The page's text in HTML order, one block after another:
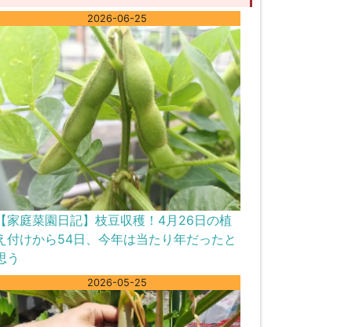
2026-06-25
家庭菜園日記】枝豆収穫！4月26日の植
付けから54日、今年は当たり年だったと
う
2026-05-25